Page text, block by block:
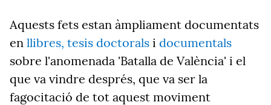
Aquests fets estan àmpliament documentats
en llibres, tesis doctorals i documentals
sobre l'anomenada 'Batalla de València' i el
que va vindre després, que va ser la
fagocitació de tot aquest moviment